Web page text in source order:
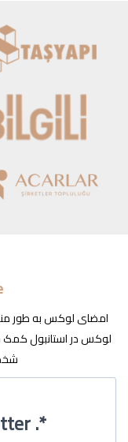
امضای لوکس به طور
لوکس در استانبول کمک
.*